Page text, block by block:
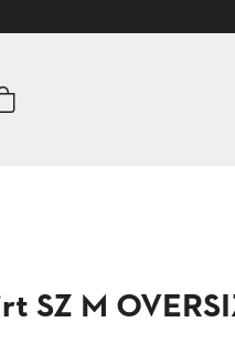
SZ M